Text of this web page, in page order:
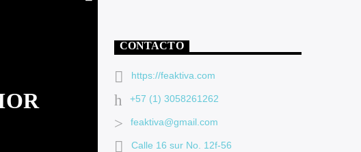
CONTACTO
https://feaktiva.com
+57 (1) 3058261262
feaktiva@gmail.com
Calle 16 sur No. 12f-56